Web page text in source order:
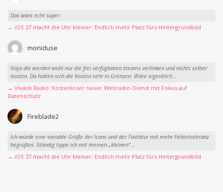
Das wäre echt super
→ iOS 27 macht die Uhr kleiner: Endlich mehr Platz fürs Hintergrundbild
moniduse
Naja die werden wohl nur die frei verfügbaren steams verlinken und nichts selber
hosten. Da halten sich die Kosten sehr in Grenzen. Wäre eigentlich...
→ Vivaldi Radio: Kostenloser neuer Webradio-Dienst mit Fokus auf
Datenschutz
Fireblade2
Ich würde eine variable Größe der Icons und der Tastatur mit mehr Fehlertoleranz
begrüßen. Ständig tippe ich mit meinen „kleinen“...
→ iOS 27 macht die Uhr kleiner: Endlich mehr Platz fürs Hintergrundbild